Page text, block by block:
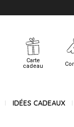
Carte
cadeau
IDÉES CADEAUX